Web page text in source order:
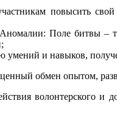
повысить
Поле битвы –
умений и навыков,
обмен опытом,
волонтерского